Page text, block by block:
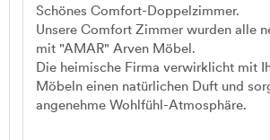
Schönes Comfort-Doppelzimmer.
Unsere Comfort Zimmer wurden alle
mit "AMAR" Arven Möbel.
Die heimische Firma verwirklicht mit
Möbeln einen natürlichen Duft und
angenehme Wohlfühl-Atmosphäre.